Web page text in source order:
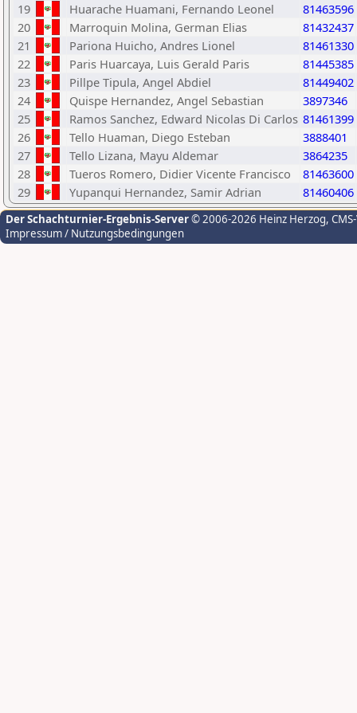
19
Huarache Huamani, Fernando Leonel
81463596
20
Marroquin Molina, German Elias
81432437
21
Pariona Huicho, Andres Lionel
81461330
22
Paris Huarcaya, Luis Gerald Paris
81445385
23
Pillpe Tipula, Angel Abdiel
81449402
24
Quispe Hernandez, Angel Sebastian
3897346
25
Ramos Sanchez, Edward Nicolas Di Carlos 81461399
26
Tello Huaman, Diego Esteban
3888401
27
Tello Lizana, Mayu Aldemar
3864235
28
Tueros Romero, Didier Vicente Francisco
81463600
29
Yupanqui Hernandez, Samir Adrian 81460406
Der Schachturnier-Ergebnis-Server© 2006-2026 Heinz Herzog,
Impressum / Nutzungsbedingungen